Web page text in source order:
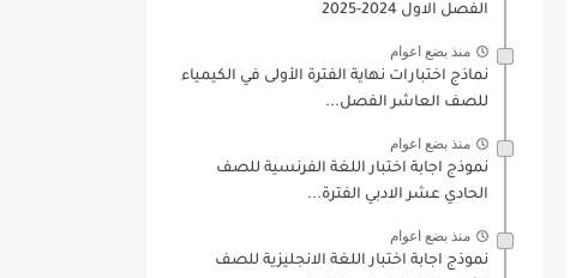
الفصل الاول 2024-2025
منذ بضع اعوام
نماذج اختبارات نهاية الفترة الأولى في الكيمياء
للصف العاشر الفصل...
منذ بضع اعوام
نموذج اجابة اختبار اللغة الفرنسية للصف
الحادي عشر الادبي الفترة...
منذ بضع اعوام
نموذج اجابة اختبار اللغة الانجليزية للصف